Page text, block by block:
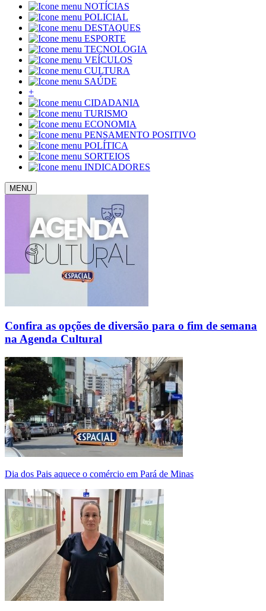
NOTÍCIAS
POLICIAL
DESTAQUES
ESPORTE
TECNOLOGIA
VEÍCULOS
CULTURA
SAÚDE
+
CIDADANIA
TURISMO
ECONOMIA
PENSAMENTO POSITIVO
POLÍTICA
SORTEIOS
INDICADORES
MENU
Confira as opções de diversão para o fim de semana
na Agenda Cultural
Dia dos Pais aquece o comércio em Pará de Minas